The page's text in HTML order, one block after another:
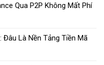
Qua P2P Không Mất Phí
Đâu Là Nền Tảng Tiền Mã